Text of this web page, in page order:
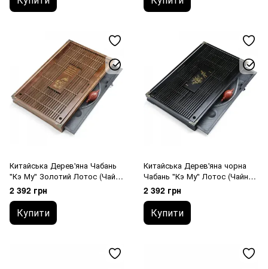
Китайська Дерев'яна Чабань
"Кэ Му" Золотий Лотос (Чайна
Дошка) 54х34х5 см
2 392 грн
Купити
Китайська Дерев'яна чорна
Чабань "Кэ Му" Лотос (Чайна
Дошка) 54х34х5 см
2 392 грн
Купити